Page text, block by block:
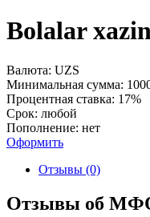
Bolalar
Валюта: UZS
Минимальная сумма:
Процентная ставка: 17%
Срок: любой
Пополнение: нет
Оформить
Отзывы (0)
Отзывы об